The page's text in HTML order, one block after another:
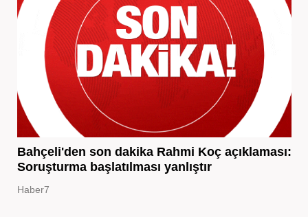
Bahçeli'den son dakika Rahmi Koç açıklaması:
Soruşturma başlatılması yanlıştır
Haber7